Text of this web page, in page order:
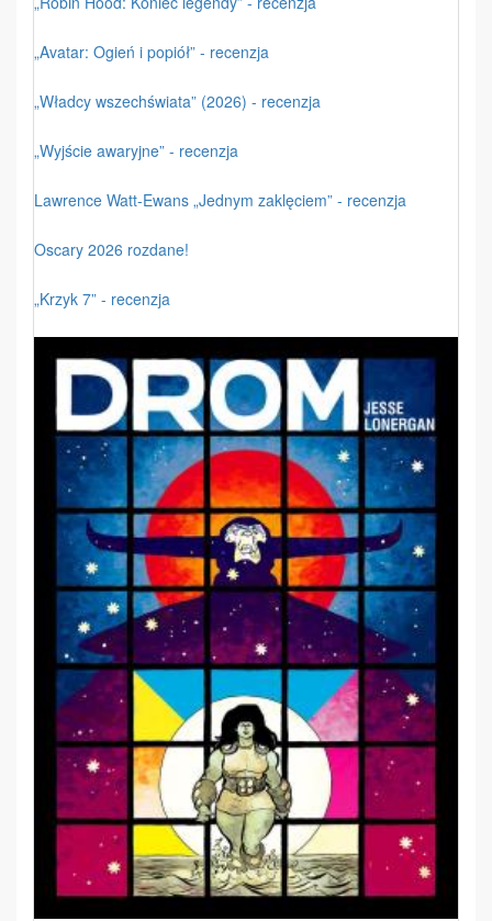
„Avatar: Ogień i popiół” - recenzja
„Władcy wszechświata” (2026) - recenzja
„Wyjście awaryjne” - recenzja
Lawrence Watt-Ewans „Jednym zaklęciem” - recenzja
Oscary 2026 rozdane!
„Krzyk 7” - recenzja